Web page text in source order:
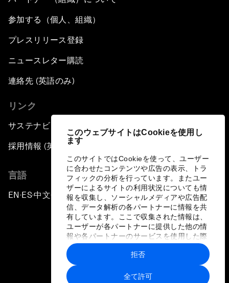
このウェブサイトはCookieを使用し
ます
このサイトではCookieを使って、ユーザー
に合わせたコンテンツや広告の表示、トラ
フィックの分析を行っています。またユー
ザーによるサイトの利用状況についても情
報を収集し、ソーシャルメディアや広告配
信、データ解析の各パートナーに情報を共
有しています。ここで収集された情報は、
ユーザーが各パートナーに提供した他の情
報や各パートナーのサービスを使用した際
に収集された情報と組み合わされ、各パー
トナーによって使用されることがありま
す。
全て許可
拒否
参加する（個人、組織）
プレスリリース登録
ニュースレター購読
連絡先 (英語のみ)
リンク
サステナビリティへの取り組み
採用情報 (英語のみ)
言語
EN ▪ES▪中文▪ 日本語
プライバシーポリシーと利用規約